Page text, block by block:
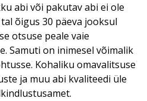
abi või pakutav abi ei ole
õigus 30 päeva jooksul
otsuse peale vaie
Samuti on inimesel võimalik
Kohaliku omavalitsuse
ja muu abi kvaliteedi üle